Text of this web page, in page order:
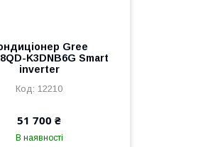
Gree
K3DNB6G Smart
inverter
12210
51 700 ₴
В наявності